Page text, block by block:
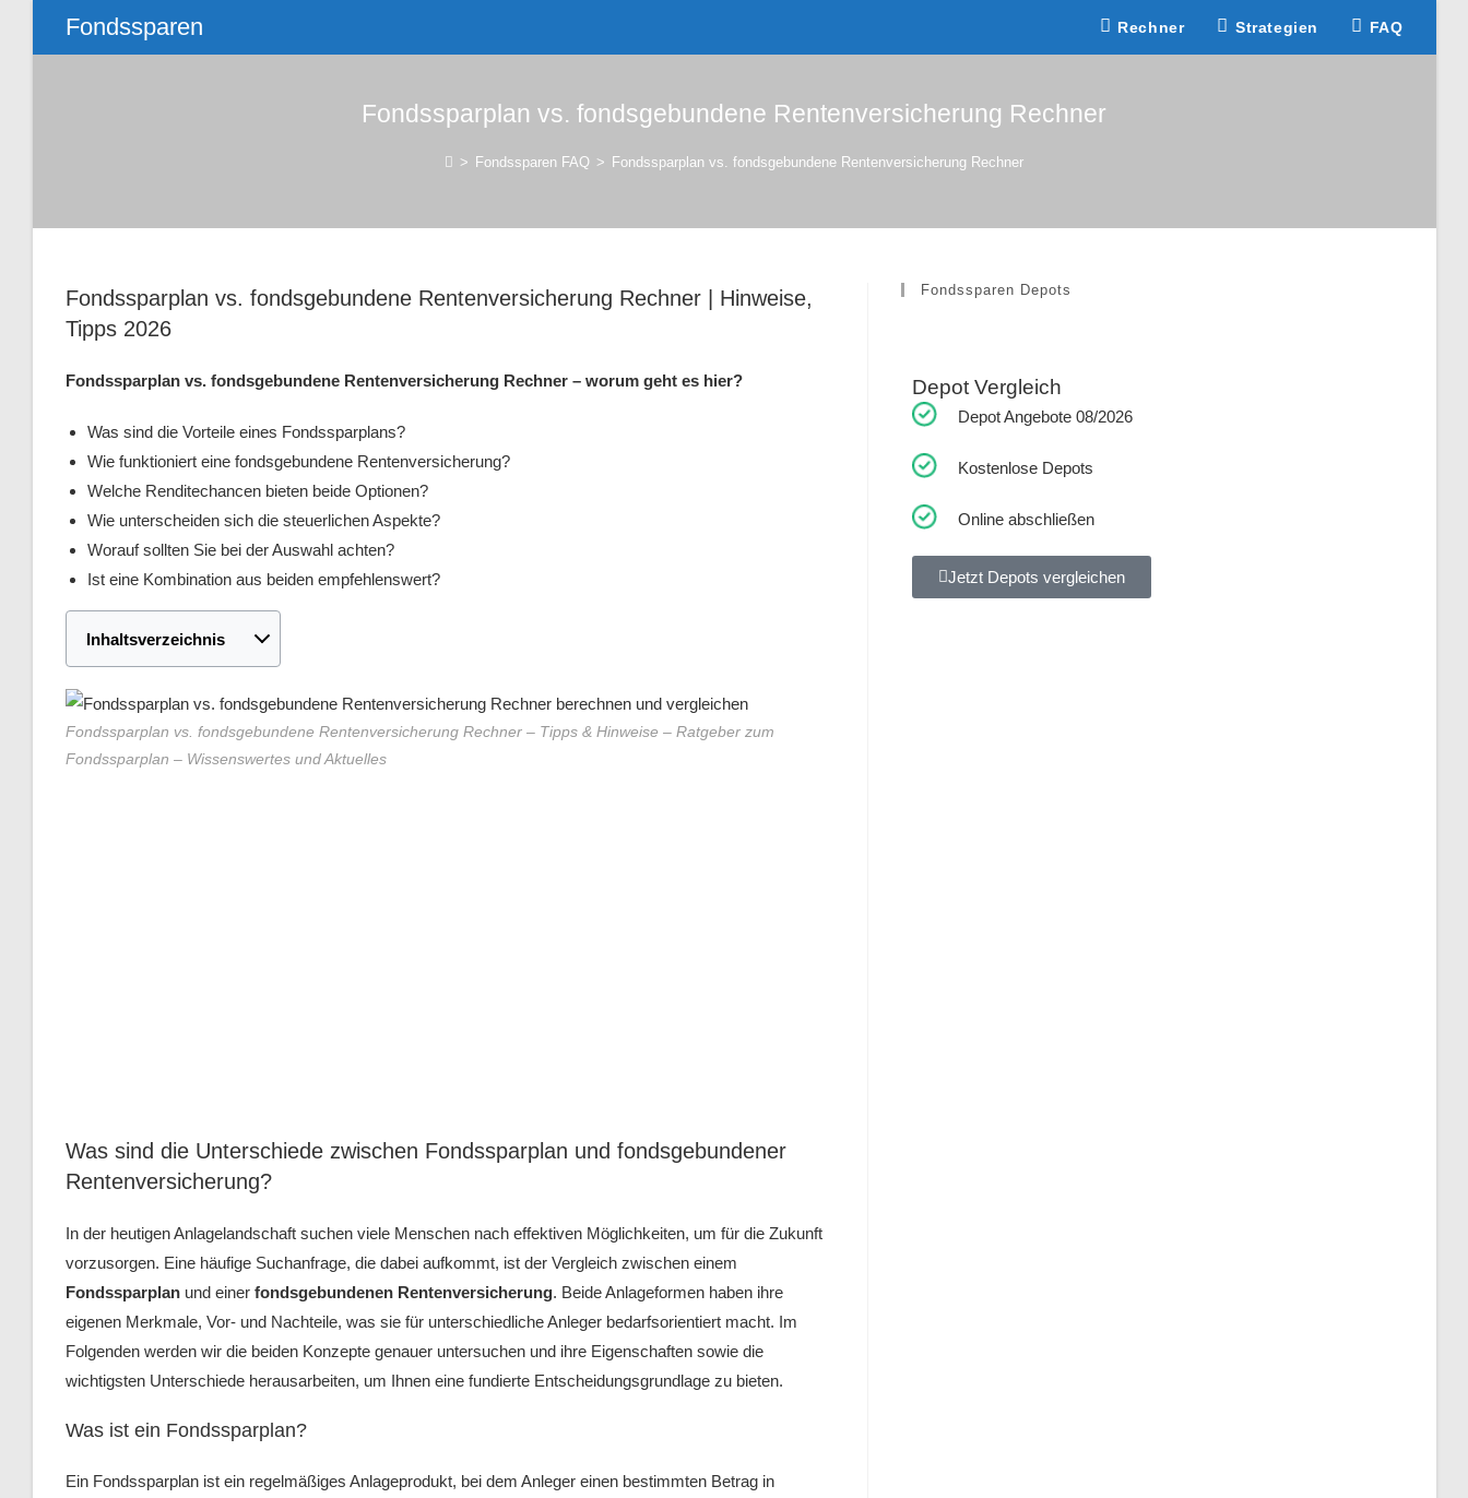
Fondssparen Rechner Strategien FAQ
Fondssparplan vs. fondsgebundene Rentenversicherung Rechner
> Fondssparen FAQ > Fondssparplan vs. fondsgebundene Rentenversicherung Rechner
Fondssparplan vs. fondsgebundene Rentenversicherung Rechner | Hinweise,
Tipps 2026
Fondssparplan vs. fondsgebundene Rentenversicherung Rechner – worum geht es hier?
Was sind die Vorteile eines Fondssparplans?
Wie funktioniert eine fondsgebundene Rentenversicherung?
Welche Renditechancen bieten beide Optionen?
Wie unterscheiden sich die steuerlichen Aspekte?
Worauf sollten Sie bei der Auswahl achten?
Ist eine Kombination aus beiden empfehlenswert?
Inhaltsverzeichnis
Fondssparplan vs. fondsgebundene Rentenversicherung Rechner – Tipps & Hinweise – Ratgeber zum
Fondssparplan – Wissenswertes und Aktuelles
Was sind die Unterschiede zwischen Fondssparplan und fondsgebundener
Rentenversicherung?
In der heutigen Anlagelandschaft suchen viele Menschen nach effektiven Möglichkeiten, um für die Zukunft
vorzusorgen. Eine häufige Suchanfrage, die dabei aufkommt, ist der Vergleich zwischen einem
Fondssparplanund einer fondsgebundenen Rentenversicherung. Beide Anlageformen haben ihre
eigenen Merkmale, Vor- und Nachteile, was sie für unterschiedliche Anleger bedarfsorientiert macht. Im
Folgenden werden wir die beiden Konzepte genauer untersuchen und ihre Eigenschaften sowie die
wichtigsten Unterschiede herausarbeiten, um Ihnen eine fundierte Entscheidungsgrundlage zu bieten.
Was ist ein Fondssparplan?
Ein Fondssparplan ist ein regelmäßiges Anlageprodukt, bei dem Anleger einen bestimmten Betrag in
Fondssparen Depots
Depot Vergleich
Depot Angebote 08/2026
Kostenlose Depots
Online abschließen
Jetzt Depots vergleichen